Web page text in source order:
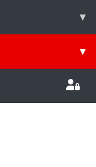
▾
▾